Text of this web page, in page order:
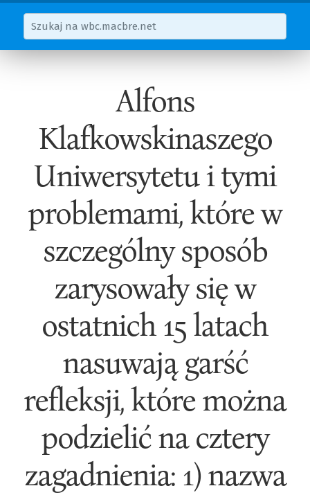
Alfons
Klafkowskinaszego
Uniwersytetu i tymi
problemami, które w
szczególny sposób
zarysowały się w
ostatnich 15 latach
nasuwają garść
refleksji, które można
podzielić na cztery
zagadnienia: 1) nazwa